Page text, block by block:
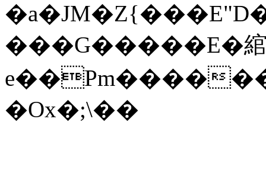
���G�����E�
e��Pm����
�Ox�;\��